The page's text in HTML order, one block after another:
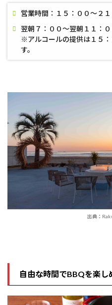
営業時間：１５：００〜２１
翌朝７：００〜翌朝１１：０
※アルコールの提供は１５
す。
出典：
自由な時間でBBQを楽し